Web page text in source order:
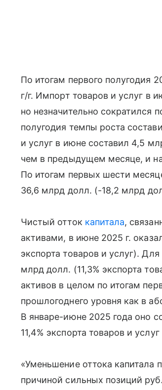
По итогам первого полугодия
г/г. Импорт товаров и услуг в
но незначительно сократился
полугодия темпы роста
и услуг в июне составил 4,5
чем в предыдущем месяце, и
По итогам первых шести
36,6 млрд долл. (-18,2 млрд
Чистый отток капитала,
активами, в июне 2025 г.
экспорта товаров и услуг).
млрд долл. (11,3% экспорта
активов в целом по итогам
прошлогоднего уровня как в
В январе-июне 2025 года оно
11,4% экспорта товаров и
«Уменьшение оттока капитала
причиной сильных позиций